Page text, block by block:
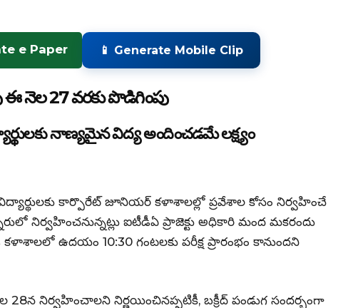
e Paper 📱 Generate Mobile Clip
ఈ నెల 27 వరకు పొడిగింపు
నాణ్యమైన విద్య అందించడమే లక్ష్యం
కార్పొరేట్ జూనియర్ కళాశాలల్లో ప్రవేశాల కోసం నిర్వహించే
నిర్వహించనున్నట్లు ఐటీడీఏ ప్రాజెక్టు అధికారి మంద మకరందు
ఉదయం 10:30 గంటలకు పరీక్ష ప్రారంభం కానుందని
28న నిర్వహించాలని నిర్ణయించినప్పటికీ, బక్రీద్ పండుగ సందర్భంగా